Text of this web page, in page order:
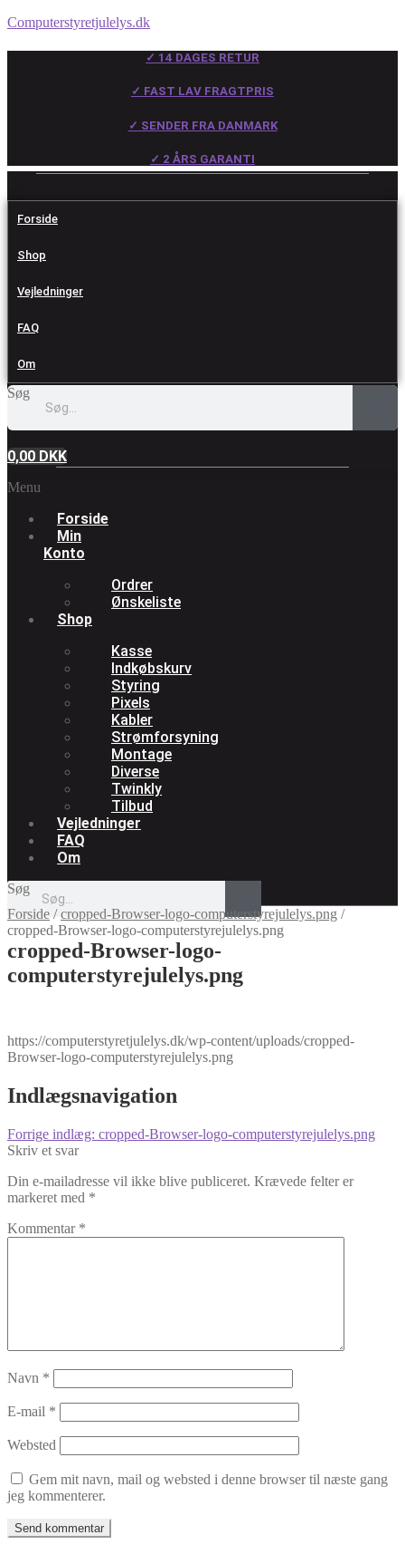
Computerstyretjulelys.dk
✓ 14 DAGES RETUR
✓ FAST LAV FRAGTPRIS
✓ SENDER FRA DANMARK
✓ 2 ÅRS GARANTI
Forside
Shop
Vejledninger
FAQ
Om
Søg
0,00 DKK
Menu
Forside
Min
Konto
Ordrer
Ønskeliste
Shop
Kasse
Indkøbskurv
Styring
Pixels
Kabler
Strømforsyning
Montage
Diverse
Twinkly
Tilbud
Vejledninger
FAQ
Om
Søg
Forside /cropped-Browser-logo-computerstyrejulelys.png /
cropped-Browser-logo-computerstyrejulelys.png
cropped-Browser-logo-
computerstyrejulelys.png
https://computerstyretjulelys.dk/wp-content/uploads/cropped-
Browser-logo-computerstyrejulelys.png
Indlægsnavigation
Forrige indlæg: cropped-Browser-logo-computerstyrejulelys.png
Skriv et svar
Din e-mailadresse vil ikke blive publiceret. Krævede felter er
markeret med *
Kommentar *
Navn *
E-mail *
Websted
Gem mit navn, mail og websted i denne browser til næste gang
jeg kommenterer.